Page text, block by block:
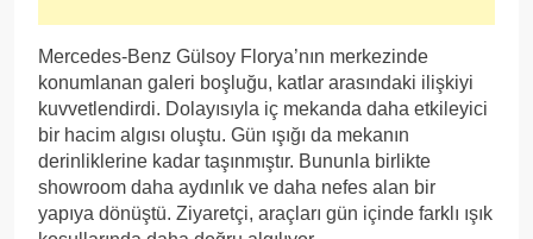
Mercedes-Benz Gülsoy Florya’nın merkezinde
konumlanan galeri boşluğu, katlar arasındaki ilişkiyi
kuvvetlendirdi. Dolayısıyla iç mekanda daha etkileyici
bir hacim algısı oluştu. Gün ışığı da mekanın
derinliklerine kadar taşınmıştır. Bununla birlikte
showroom daha aydınlık ve daha nefes alan bir
yapıya dönüştü. Ziyaretçi, araçları gün içinde farklı ışık